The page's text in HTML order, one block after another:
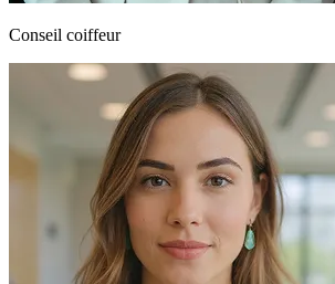
Conseil coiffeur